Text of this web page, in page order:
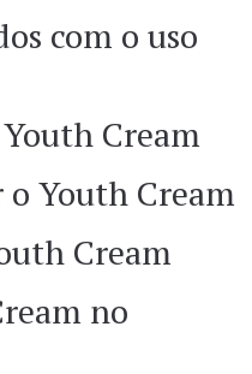
com o uso
Cream
o Youth Cream
Cream
no